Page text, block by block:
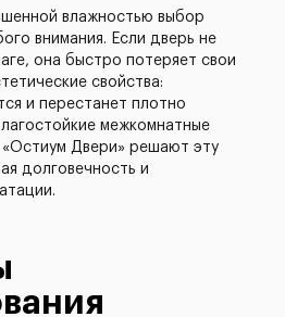
влажностью выбор
внимания. Если дверь не
она быстро потеряет свои
свойства:
и перестанет плотно
межкомнатные
Двери» решают эту
долговечность и